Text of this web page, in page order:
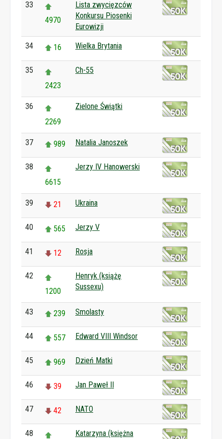
33
4970
Lista zwycięzców
Konkursu Piosenki
Eurowizji
34 16 Wielka Brytania
35
2423
Ch-55
36
2269
Zielone Świątki
37 989 Natalia Janoszek
38
6615
Jerzy IV Hanowerski
39 21 Ukraina
40 565 Jerzy V
41 12 Rosja
42
1200
Henryk (książę
Sussexu)
43 239 Smolasty
44 557 Edward VIII Windsor
45 969 Dzień Matki
46 39 Jan Paweł II
47 42 NATO
48
Katarzyna (księżna